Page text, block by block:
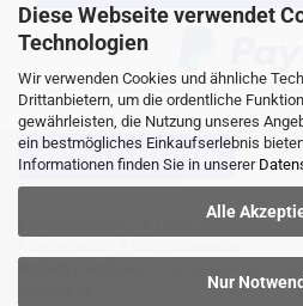
Diese Webseite verwendet
Technologien
Wir verwenden Cookies und ähnliche
Drittanbietern, um die ordentliche
gewährleisten, die Nutzung unseres
ein bestmögliches Einkaufserlebnis
Informationen finden Sie in unserer
Alle
Nur
VERTRAG WIDERRUFEN
Liefer- und